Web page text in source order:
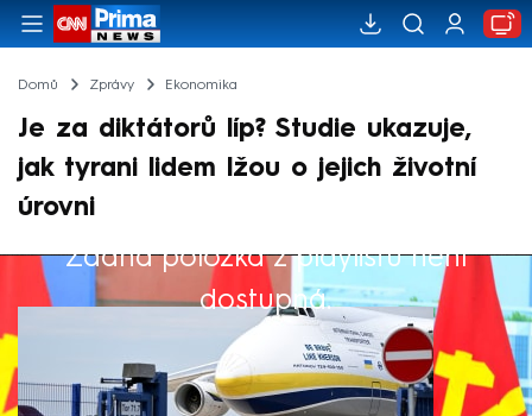
Domů Zprávy Ekonomika
Je za diktátorů líp? Studie ukazuje,
jak tyrani lidem lžou o jejich životní
úrovni
Žádná položka z playlistu není
dostupná.
Výběr redakce